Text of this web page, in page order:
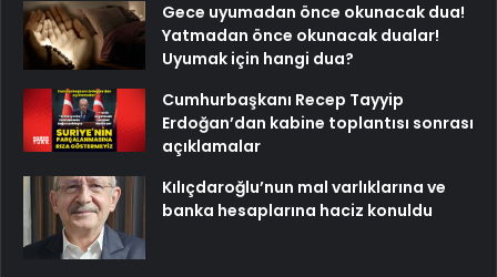
Gece uyumadan önce okunacak dua!
Yatmadan önce okunacak dualar!
Uyumak için hangi dua?
Cumhurbaşkanı Recep Tayyip
Erdoğan’dan kabine toplantısı sonrası
açıklamalar
Kılıçdaroğlu’nun mal varlıklarına ve
banka hesaplarına haciz konuldu